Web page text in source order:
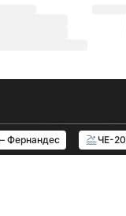
Фернандес ЧЕ-